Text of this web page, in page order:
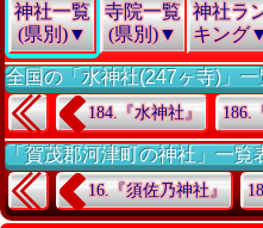
神社一覧
(県別)▼
寺院一覧
(県別)▼
神社ラ
キング
全国の「水神社(247ヶ寺)」
184.『水神社』 186.
「賀茂郡河津町の神社」一覧
16.『須佐乃神社』